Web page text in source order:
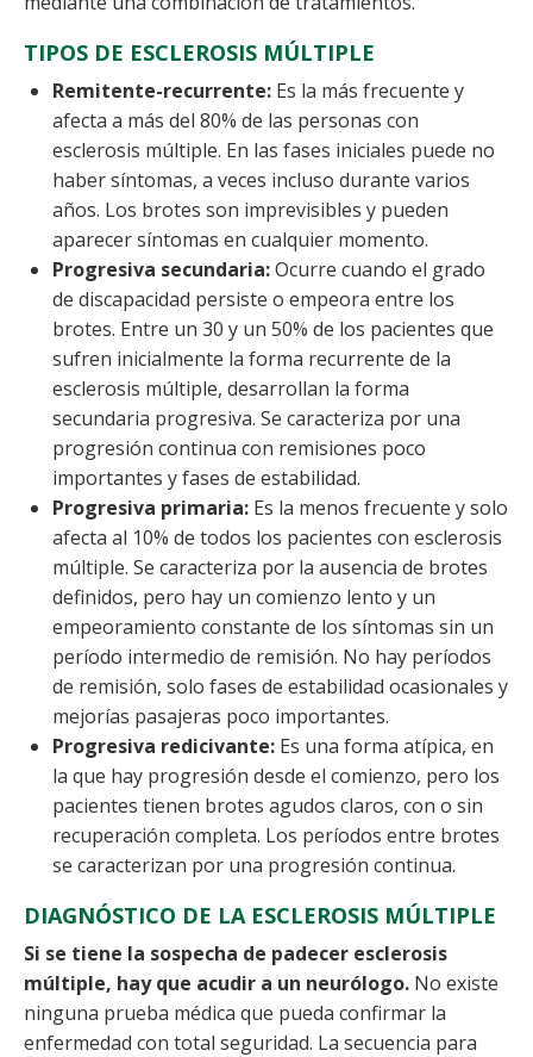
TIPOS DE ESCLEROSIS MÚLTIPLE
Remitente-recurrente: Es la más frecuente y
afecta a más del 80% de las personas con
esclerosis múltiple. En las fases iniciales puede no
haber síntomas, a veces incluso durante varios
años. Los brotes son imprevisibles y pueden
aparecer síntomas en cualquier momento.
Progresiva secundaria:Ocurre cuando el grado
de discapacidad persiste o empeora entre los
brotes. Entre un 30 y un 50% de los pacientes que
sufren inicialmente la forma recurrente de la
esclerosis múltiple, desarrollan la forma
secundaria progresiva. Se caracteriza por una
progresión continua con remisiones poco
importantes y fases de estabilidad.
Progresiva primaria: Es la menos frecuente y solo
afecta al 10% de todos los pacientes con esclerosis
múltiple. Se caracteriza por la ausencia de brotes
definidos, pero hay un comienzo lento y un
empeoramiento constante de los síntomas sin un
período intermedio de remisión. No hay períodos
de remisión, solo fases de estabilidad ocasionales y
mejorías pasajeras poco importantes.
Progresiva redicivante: Es una forma atípica, en
la que hay progresión desde el comienzo, pero los
pacientes tienen brotes agudos claros, con o sin
recuperación completa. Los períodos entre brotes
se caracterizan por una progresión continua.
DIAGNÓSTICO DE LA ESCLEROSIS MÚLTIPLE
Si se tiene la sospecha de padecer esclerosis
múltiple, hay que acudir a un neurólogo. No existe
ninguna prueba médica que pueda confirmar la
enfermedad con total seguridad. La secuencia para